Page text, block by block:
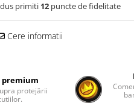
primiti 12 puncte de fidelitate
Cere informatii
protejării